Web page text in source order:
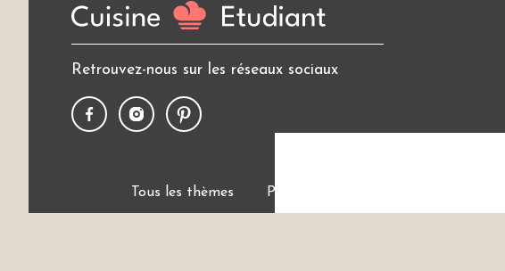
Retrouvez-nous sur les réseaux sociaux
Tous les thèmes Politique de cookies